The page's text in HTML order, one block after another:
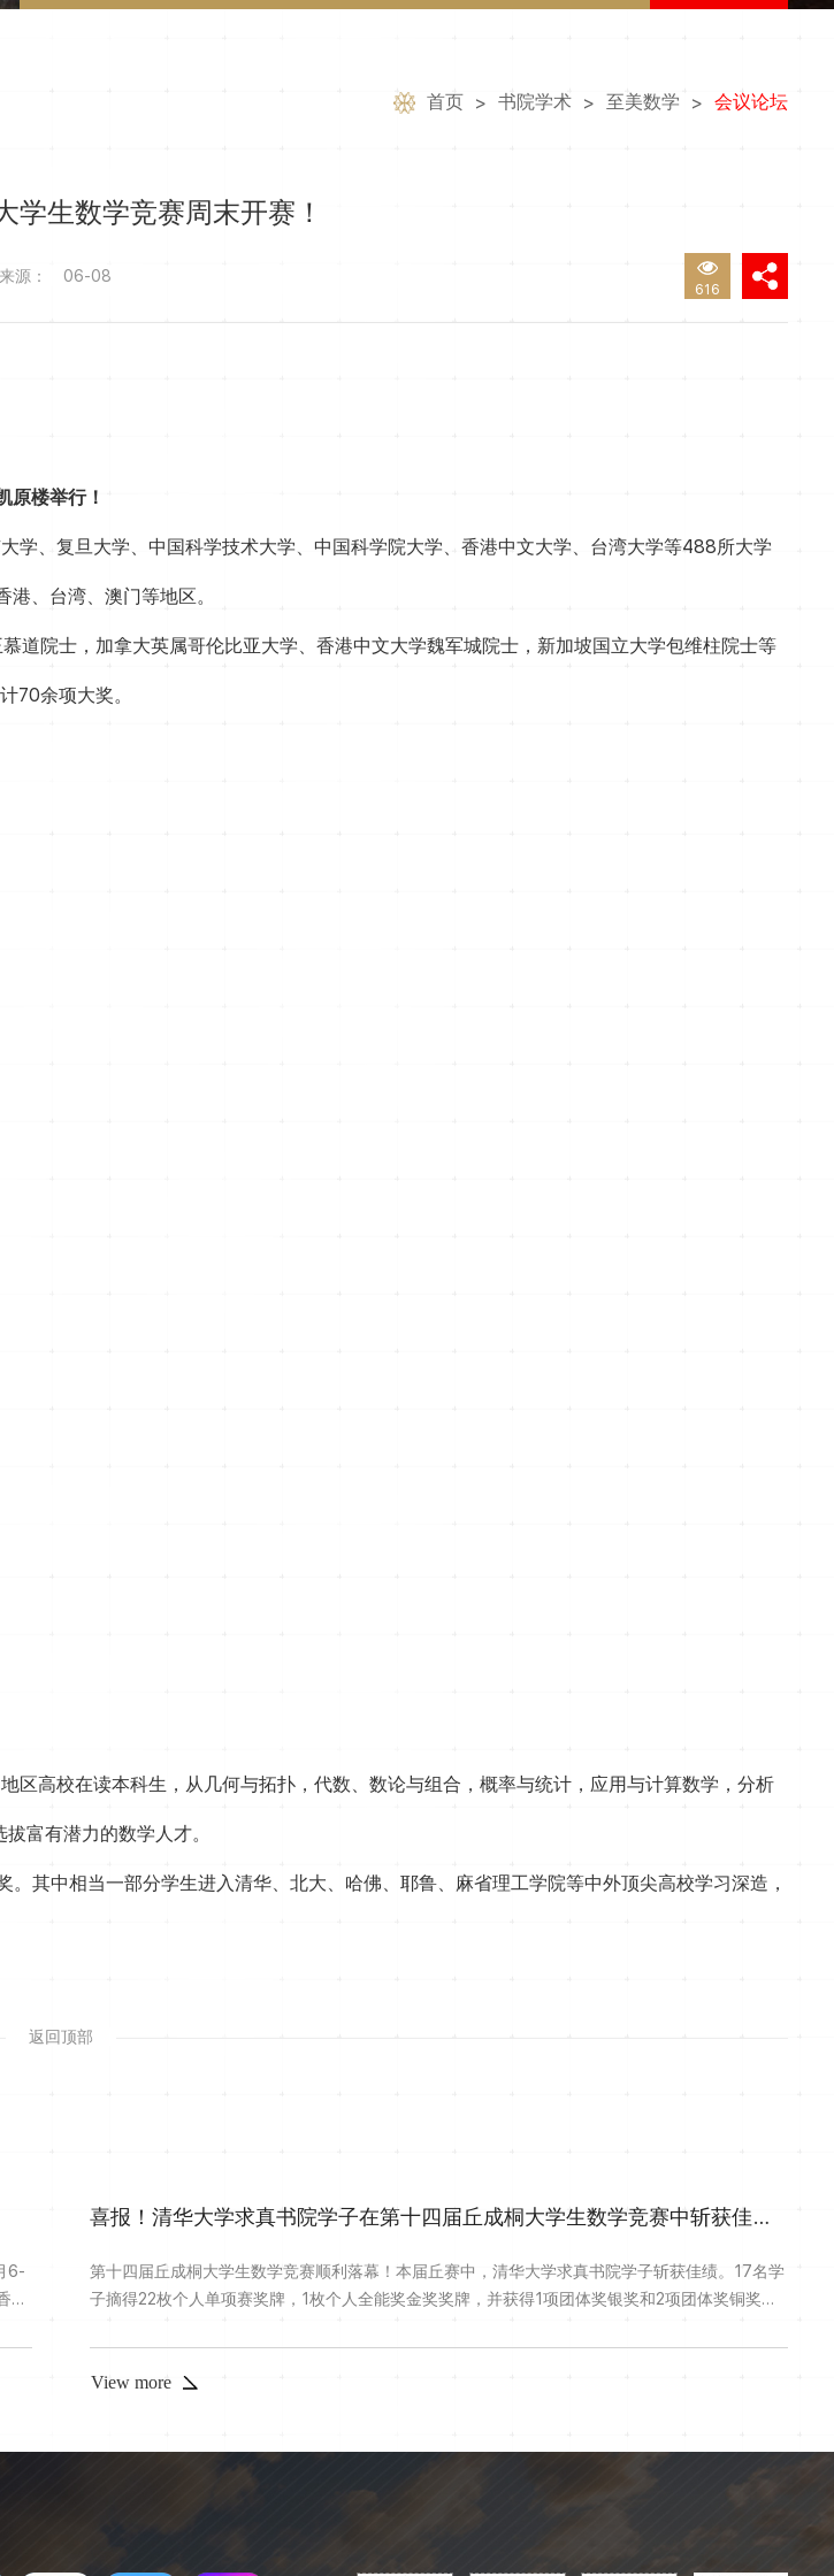
首页 > 书院学术 > 至美数学 > 会议论坛
学生数学竞赛周末开赛！
来源： 06-08
616
原楼举行！
学、复旦大学、中国科学技术大学、中国科学院大学、香港中文大学、台湾大学等488所大学
、台湾、澳门等地区。
院士，加拿大英属哥伦比亚大学、香港中文大学魏军城院士，新加坡国立大学包维柱院士等
70余项大奖。
区高校在读本科生，从几何与拓扑，代数、数论与组合，概率与统计，应用与计算数学，分析
富有潜力的数学人才。
其中相当一部分学生进入清华、北大、哈佛、耶鲁、麻省理工学院等中外顶尖高校学习深造，
返回顶部
6-
喜报！清华大学求真书院学子在第十四届丘成桐大学生数学竞赛中斩获佳绩！
第十四届丘成桐大学生数学竞赛顺利落幕！本届丘赛中，清华大学求真书院学子斩获佳绩。17名学
子摘得22枚个人单项赛奖牌，1枚个人全能奖金奖奖牌，并获得1项团体奖银奖和2项团体奖铜奖。
学李骥翔清华大学岳煜文清华大学左骏驰金奖清华大学林奕然银奖清华大学李宇轩铜奖清华大学李
宣佑清华大学王梓畅清华大学吴以凡银奖清华大学蒋昕童清华...
View more